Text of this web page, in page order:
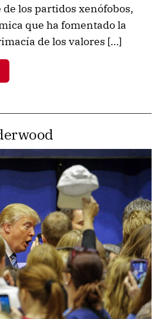
los partidos xenófobos,
que ha fomentado la
de los valores […]